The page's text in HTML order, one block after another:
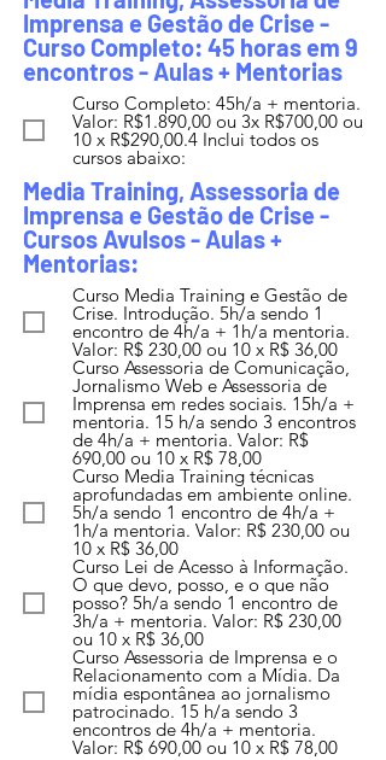
Imprensa e Gestão de Crise -
Curso Completo: 45 horas em 9
encontros - Aulas + Mentorias
Curso Completo: 45h/a + mentoria.
Valor: R$1.890,00 ou 3x R$700,00 ou
10 x R$290,00.4 Inclui todos os
cursos abaixo:
Media Training, Assessoria de
Imprensa e Gestão de Crise -
Cursos Avulsos - Aulas +
Mentorias:
Curso Media Training e Gestão de
Crise. Introdução. 5h/a sendo 1
encontro de 4h/a + 1h/a mentoria.
Valor: R$ 230,00 ou 10 x R$ 36,00
Curso Assessoria de Comunicação,
Jornalismo Web e Assessoria de
Imprensa em redes sociais. 15h/a +
mentoria. 15 h/a sendo 3 encontros
de 4h/a + mentoria. Valor: R$
690,00 ou 10 x R$ 78,00
Curso Media Training técnicas
aprofundadas em ambiente online.
5h/a sendo 1 encontro de 4h/a +
1h/a mentoria. Valor: R$ 230,00 ou
10 x R$ 36,00
Curso Lei de Acesso à Informação.
O que devo, posso, e o que não
posso? 5h/a sendo 1 encontro de
3h/a + mentoria. Valor: R$ 230,00
ou 10 x R$ 36,00
Curso Assessoria de Imprensa e o
Relacionamento com a Mídia. Da
mídia espontânea ao jornalismo
patrocinado. 15 h/a sendo 3
encontros de 4h/a + mentoria.
Valor: R$ 690,00 ou 10 x R$ 78,00